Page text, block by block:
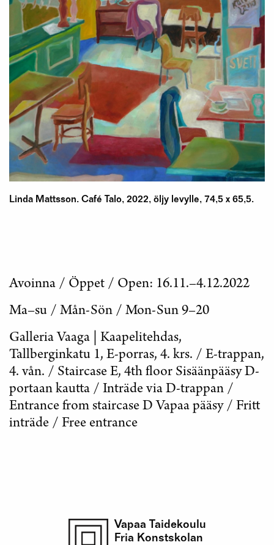
Linda Mattsson. Café Talo, 2022, öljy levylle, 74,5 x 65,5.
Avoinna / Öppet / Open: 16.11.–4.12.2022
Ma–su / Mån-Sön / Mon-Sun 9–20
Galleria Vaaga | Kaapelitehdas,
Tallberginkatu 1, E-porras, 4. krs. / E-trappan,
4. vån. / Staircase E, 4th floor Sisäänpääsy D-
portaan kautta / Inträde via D-trappan /
Entrance from staircase D Vapaa pääsy / Fritt
inträde / Free entrance
Vapaa Taidekoulu
Fria Konstskolan